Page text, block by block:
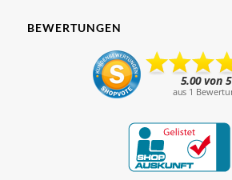
BEWERTUNGEN